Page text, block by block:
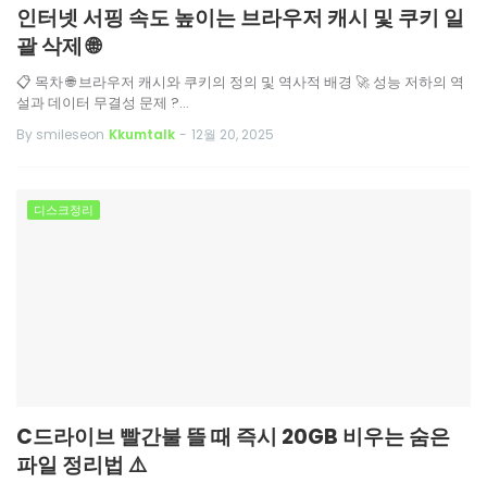
인터넷 서핑 속도 높이는 브라우저 캐시 및 쿠키 일
괄 삭제 🌐
📋 목차 🌐 브라우저 캐시와 쿠키의 정의 및 역사적 배경 🚀 성능 저하의 역
설과 데이터 무결성 문제 ?…
By smileseon Kkumtalk - 12월 20, 2025
디스크정리
C드라이브 빨간불 뜰 때 즉시 20GB 비우는 숨은
파일 정리법 ⚠️